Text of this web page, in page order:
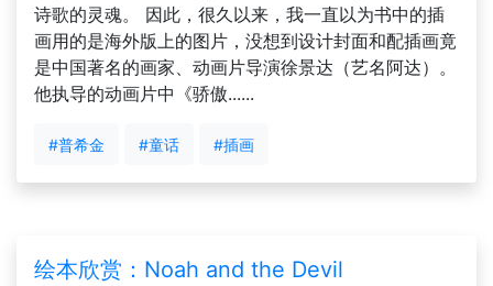
诗歌的灵魂。 因此，很久以来，我一直以为书中的插
画用的是海外版上的图片，没想到设计封面和配插画竟
是中国著名的画家、动画片导演徐景达（艺名阿达）。
他执导的动画片中《骄傲......
#普希金 #童话 #插画
绘本欣赏：Noah and the Devil